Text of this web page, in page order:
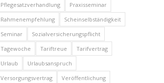
Pflegesatzverhandlung
Praxisseminar
Rahmenempfehlung
Scheinselbständigkeit
Seminar
Sozialversicherungspflicht
Tagewoche
Tariftreue
Tarifvertrag
Urlaub
Urlaubsanspruch
Versorgungsvertrag
Veröffentlichung